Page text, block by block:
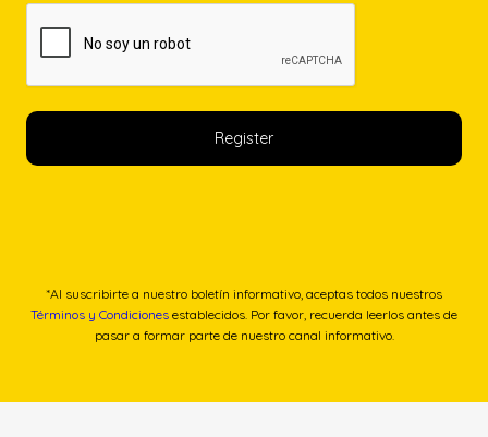
*Al suscribirte a nuestro boletín informativo, aceptas todos nuestros
Términos y Condiciones establecidos. Por favor, recuerda leerlos antes de
pasar a formar parte de nuestro canal informativo.